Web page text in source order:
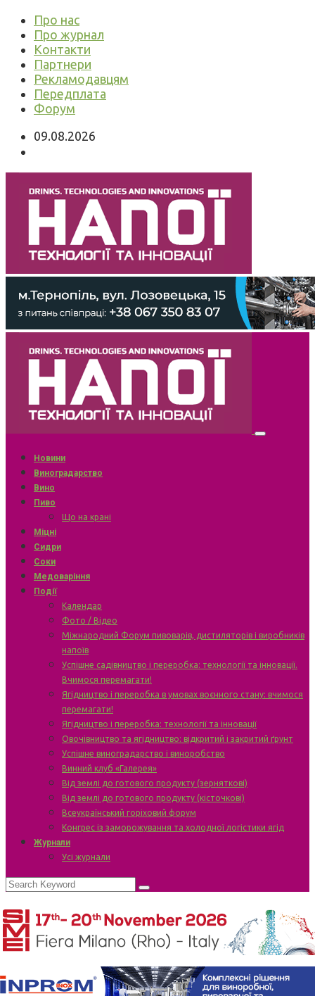
Про нас
Про журнал
Контакти
Партнери
Рекламодавцям
Передплата
Форум
09.08.2026
Новини
Виноградарство
Вино
Пиво
Що на крані
Міцні
Сидри
Соки
Медоваріння
Події
Календар
Фото / Відео
Міжнародний Форум пивоварів, дистиляторів і виробників
напоїв
Успішне садівництво і переробка: технології та інновації.
Вчимося перемагати!
Ягідництво і переробка в умовах воєнного стану: вчимося
перемагати!
Ягідництво і переробка: технології та інновації
Овочівництво та ягідництво: відкритий і закритий ґрунт
Успішне виноградарство і виноробство
Винний клуб «Галерея»
Від землі до готового продукту (зерняткові)
Від землі до готового продукту (кісточкові)
Всеукраїнський горіховий форум
Конгрес із заморожування та холодної логістики ягід
Журнали
Усі журнали